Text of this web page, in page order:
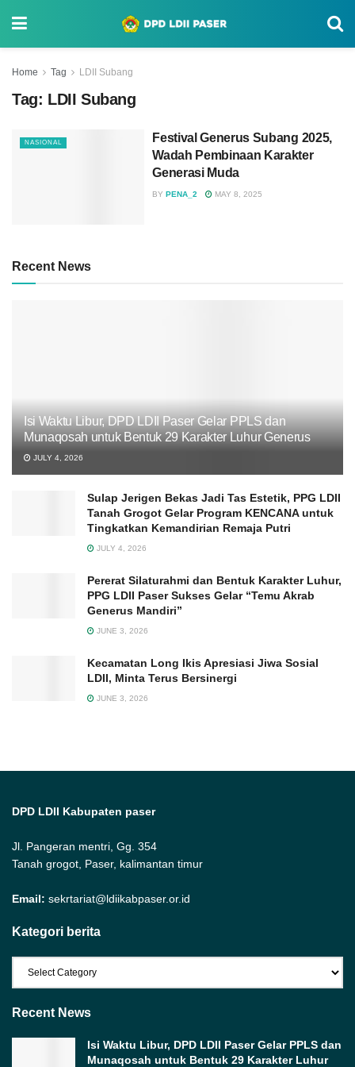
Home Tag LDII Subang
Tag: LDII Subang
NASIONAL
Festival Generus Subang 2025,
Wadah Pembinaan Karakter
Generasi Muda
BY PENA_2 MAY 8, 2025
Recent News
Isi Waktu Libur, DPD LDII Paser Gelar PPLS dan
Munaqosah untuk Bentuk 29 Karakter Luhur Generus
JULY 4, 2026
Sulap Jerigen Bekas Jadi Tas Estetik, PPG LDII
Tanah Grogot Gelar Program KENCANA untuk
Tingkatkan Kemandirian Remaja Putri
JULY 4, 2026
Pererat Silaturahmi dan Bentuk Karakter Luhur,
PPG LDII Paser Sukses Gelar “Temu Akrab
Generus Mandiri”
JUNE 3, 2026
Kecamatan Long Ikis Apresiasi Jiwa Sosial
LDII, Minta Terus Bersinergi
JUNE 3, 2026
DPD LDII Kabupaten paser
Jl. Pangeran mentri, Gg. 354
Tanah grogot, Paser, kalimantan timur
Email: sekrtariat@ldiikabpaser.or.id
Kategori berita
Recent News
Isi Waktu Libur, DPD LDII Paser Gelar PPLS dan
Munaqosah untuk Bentuk 29 Karakter Luhur